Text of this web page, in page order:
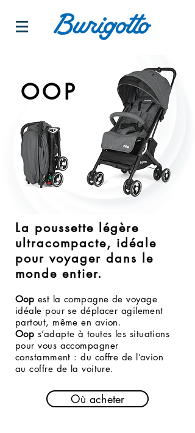
OOP
La poussette légère
ultracompacte, idéale
pour voyager dans le
monde entier.
Oop est la compagne de voyage
idéale pour se déplacer agilement
partout, même en avion.
Oop s’adapte à toutes les situations
pour vous accompagner
constamment : du coffre de l’avion
au coffre de la voiture.
Où acheter